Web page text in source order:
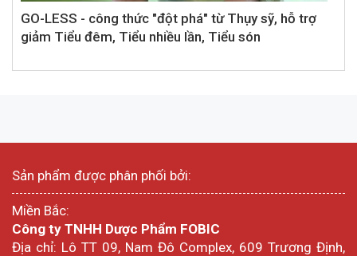
GO-LESS - công thức "đột phá" từ Thụy sỹ, hỗ trợ
giảm Tiểu đêm, Tiểu nhiều lần, Tiểu són
Sản phẩm được phân phối bởi:
Miền Bắc:
Công ty TNHH Dược Phẩm FOBIC
Địa chỉ: Lô TT 09, Nam Đô Complex, 609 Trương Định,